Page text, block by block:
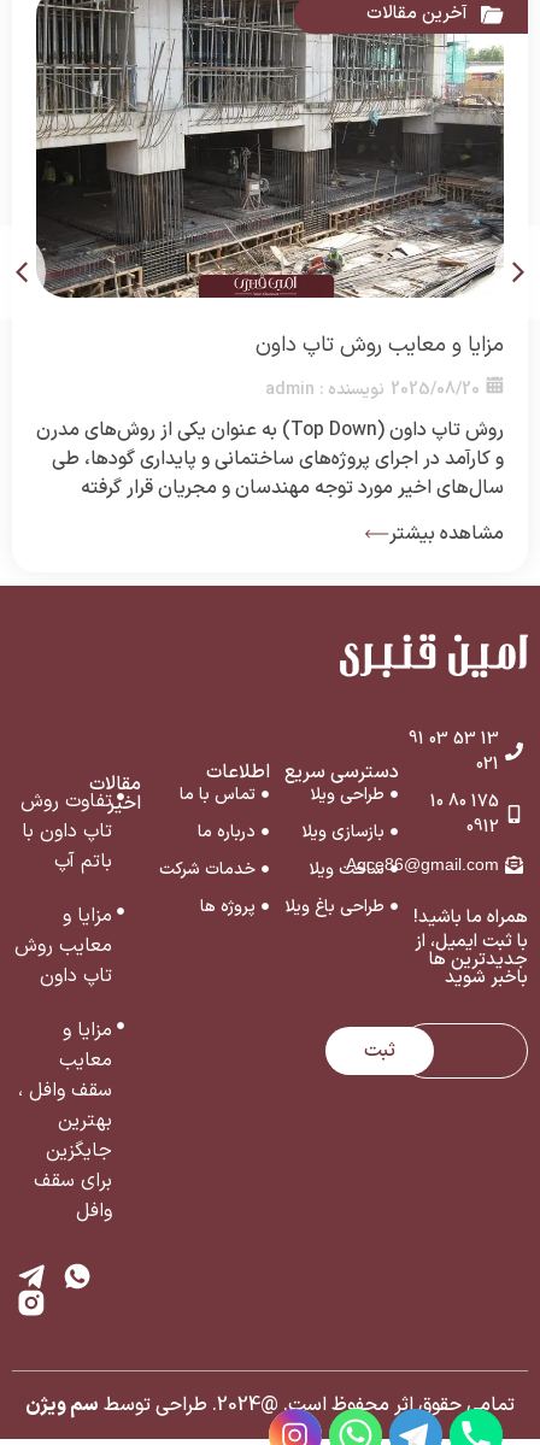
آخرین مقالات
مزایا و معایب روش تاپ داون
2025/08/20 نویسنده : admin
روش تاپ داون (Top Down) به عنوان یکی از روش‌های مدرن
و کارآمد در اجرای پروژه‌های ساختمانی و پایداری گودها، طی
سال‌های اخیر مورد توجه مهندسان و مجریان قرار گرفته
ساخت روسازه و زیرسازه به طور همزمان و مرحله به مرحله
مشاهده بیشتر
13 53 03 91
021
175 80 10
0912
Agce86@gmail.com
همراه ما باشید!
با ثبت ایمیل، از
جدید‌ترین ‌ها
با‌خبر شوید
ثبت
دسترسی سریع
طراحی ویلا
بازسازی ویلا
ساخت ویلا
طراحی باغ ویلا
اطلاعات
تماس با ما
درباره ما
خدمات شرکت
پروژه ها
مقالات
اخیرتفاوت روش
تاپ داون با
باتم آپ
مزایا و
معایب روش
تاپ داون
مزایا و
معایب
سقف وافل ،
بهترین
جایگزین
برای سقف
وافل
تمامی حقوق اثر محفوظ است. @2024. طراحی توسط سم ویژن